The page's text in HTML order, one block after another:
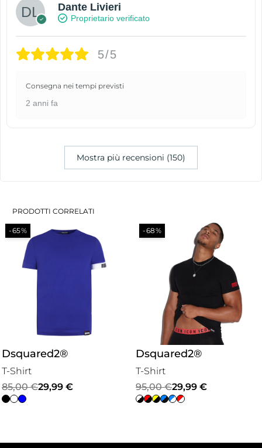
Dante Livieri
Proprietario verificato
5/5
Consegna nei tempi previsti
2 anni fa
Mostra più recensioni (150)
PRODOTTI CORRELATI
-65%
Dsquared2®
T-Shirt
85,00€
Il
prezzo
29,99 €
Il
prezzo
-68%
Dsquared2®
T-Shirt
95,00€
Il
prezzo
29,99 €
Il
prezzo